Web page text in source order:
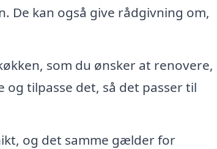
De kan også give rådgivning om,
som du ønsker at renovere,
tilpasse det, så det passer til
og det samme gælder for